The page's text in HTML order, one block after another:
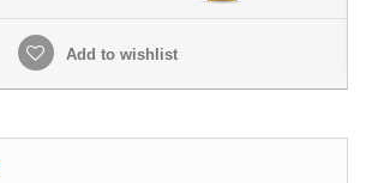
Add to wishlist